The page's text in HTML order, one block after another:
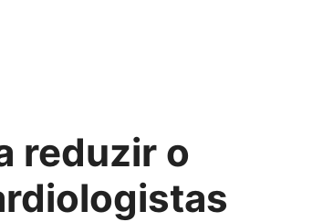
reduzir o